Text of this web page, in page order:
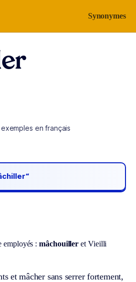
Synonymes
en français
employés :mâchouiller et Vieilli
et mâcher sans serrer fortement,